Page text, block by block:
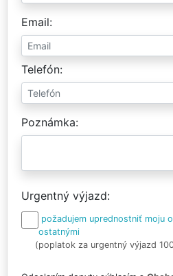
Email
Telefón
Poznámka
Urgentný výjazd
požadujem uprednostniť moju
ostatnými
(poplatok za urgentný výjazd